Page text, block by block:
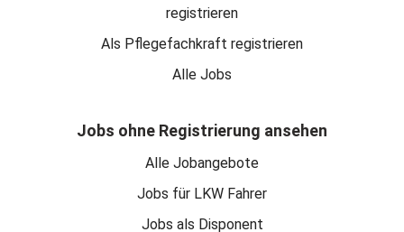
registrieren
Als Pflegefachkraft registrieren
Alle Jobs
Jobs ohne Registrierung ansehen
Alle Jobangebote
Jobs für LKW Fahrer
Jobs als Disponent